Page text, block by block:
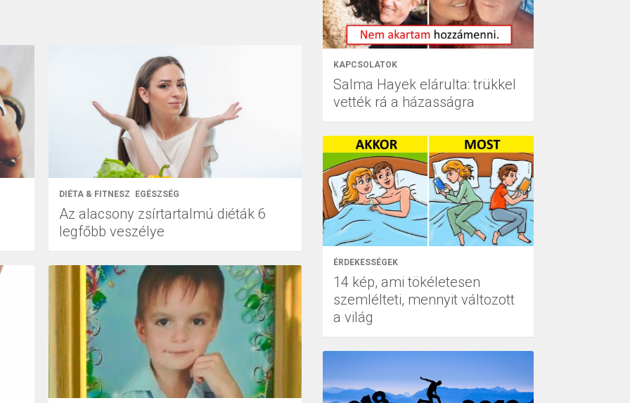
DIÉTA & FITNESZ EGÉSZSÉG
Az alacsony zsírtartalmú diéták 6
legfőbb veszélye
KAPCSOLATOK
Salma Hayek elárulta: trükkel
vették rá a házasságra
ÉRDEKESSÉGEK
14 kép, ami tökéletesen
szemlélteti, mennyit változott
a világ